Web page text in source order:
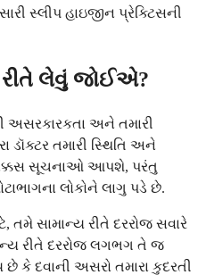
સ્લીપ હાઇજીન પ્રેક્ટિસની
રીતે લેવું જોઈએ?
અસરકારકતા અને તમારી
ડૉક્ટર તમારી સ્થિતિ અને
સૂચનાઓ આપશે, પરંતુ
લોકોને લાગુ પડે છે.
તમે સામાન્ય રીતે દરરોજ સવારે
રીતે દરરોજ લગભગ તે જ
કે દવાની અસરો તમારા કુદરતી